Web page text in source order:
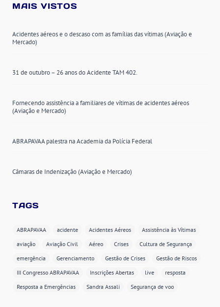
MAIS VISTOS
Acidentes aéreos e o descaso com as famílias das vítimas (Aviação e
Mercado)
31 de outubro – 26 anos do Acidente TAM 402.
Fornecendo assistência a familiares de vítimas de acidentes aéreos
(Aviação e Mercado)
ABRAPAVAA palestra na Academia da Polícia Federal
Câmaras de Indenização (Aviação e Mercado)
TAGS
ABRAPAVAA acidente Acidentes Aéreos
Assistência às Vítimas
aviação
Aviação Civil Aéreo Crises
Cultura de Segurança
emergência
Gerenciamento Gestão de Crises
Gestão de Riscos
III Congresso ABRAPAVAA
Inscrições Abertas live
resposta
Resposta a Emergências
Sandra Assali Segurança de voo